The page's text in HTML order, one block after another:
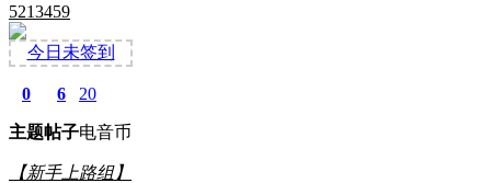
5213459
今日未签到
0
主题
6
帖子
20
电音币
【新手上路组】